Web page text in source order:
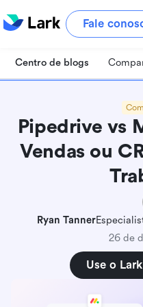
Fale
Centro de blogs
Pipedrive vs
Vendas ou
Ryan Tanner
26 de
Use o